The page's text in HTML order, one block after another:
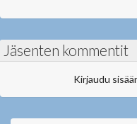
Jäsenten kommentit
Kirjaudu